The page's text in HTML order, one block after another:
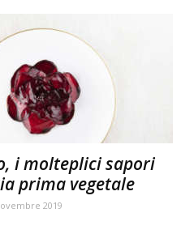
i molteplici sapori
prima vegetale
2019